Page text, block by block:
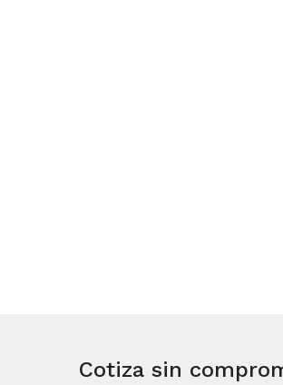
Cotiza sin